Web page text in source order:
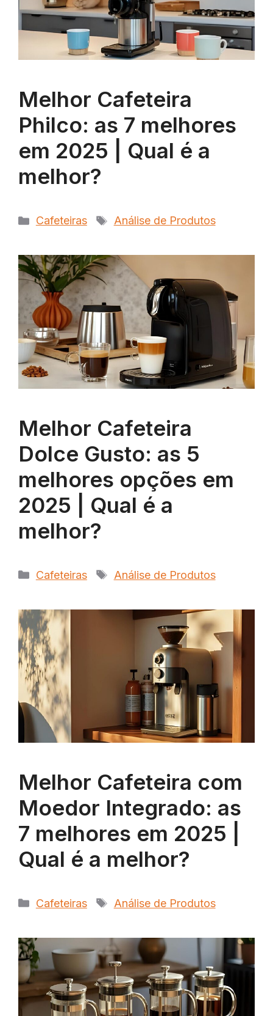
Melhor Cafeteira
Philco: as 7 melhores
em 2025 | Qual é a
melhor?
Categorias
Cafeteiras Tags
Análise de Produtos
Melhor Cafeteira
Dolce Gusto: as 5
melhores opções em
2025 | Qual é a
melhor?
Categorias
Cafeteiras Tags
Análise de Produtos
Melhor Cafeteira com
Moedor Integrado: as
7 melhores em 2025 |
Qual é a melhor?
Categorias
Cafeteiras Tags
Análise de Produtos